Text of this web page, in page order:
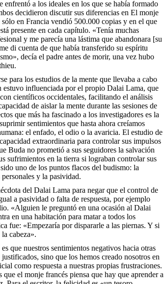
a los ideales en los que se había formado
decidieron discutir sus diferencias en El monje
en Francia vendió 500.000 copias y en el que
presente en cada capítulo. «Tenía muchas
y me parecía una lástima que abandonara [su
di cuenta de que había transferido su espíritu
decía el padre antes de morir, una vez hubo
para los estudios de la mente que llevaba a cabo
estuvo influenciada por el propio Dalai Lama, que
científicos occidentales, facilitando el análisis
de aislar la mente durante las sesiones de
que más ha fascinado a los investigadores es la
sentimientos que hasta ahora creíamos
el enfado, el odio o la avaricia. El estudio de
extraordinaria para controlar sus impulsos
Buda no prometió a sus seguidores la salvación
sufrimientos en la tierra si lograban controlar sus
uno de los puntos flacos del budismo: la
y la pasividad.
del Dalai Lama para negar que el control de
a pasividad o falta de respuesta, por ejemplo
«Alguien le preguntó en una ocasión al Dalai
en una habitación para matar a todos los
fue: «Empezaría por dispararle a las piernas. Y si
cabeza».
que nuestros sentimientos negativos hacia otras
sino que los hemos creado nosotros en
como respuesta a nuestras propias frustraciones.
que el monje francés piensa que hay que aprender a